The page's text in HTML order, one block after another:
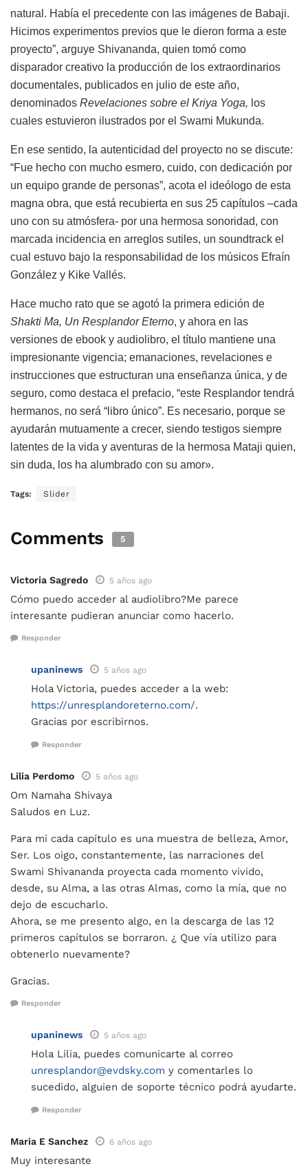
natural. Había el precedente con las imágenes de Babaji.
Hicimos experimentos previos que le dieron forma a este
proyecto”, arguye Shivananda, quien tomó como
disparador creativo la producción de los extraordinarios
documentales, publicados en julio de este año,
denominados Revelaciones sobre el Kriya Yoga, los
cuales estuvieron ilustrados por el Swami Mukunda.
En ese sentido, la autenticidad del proyecto no se discute:
“Fue hecho con mucho esmero, cuido, con dedicación por
un equipo grande de personas”, acota el ideólogo de esta
magna obra, que está recubierta en sus 25 capítulos –cada
uno con su atmósfera- por una hermosa sonoridad, con
marcada incidencia en arreglos sutiles, un soundtrack el
cual estuvo bajo la responsabilidad de los músicos Efraín
González y Kike Vallés.
Hace mucho rato que se agotó la primera edición de
Shakti Ma, Un Resplandor Eterno, y ahora en las
versiones de ebook y audiolibro, el título mantiene una
impresionante vigencia; emanaciones, revelaciones e
instrucciones que estructuran una enseñanza única, y de
seguro, como destaca el prefacio, “este Resplandor tendrá
hermanos, no será “libro único”. Es necesario, porque se
ayudarán mutuamente a crecer, siendo testigos siempre
latentes de la vida y aventuras de la hermosa Mataji quien,
sin duda, los ha alumbrado con su amor».
Tags: Slider
Comments 5
Victoria Sagredo 5 años ago
Cómo puedo acceder al audiolibro?Me parece
interesante pudieran anunciar como hacerlo.
Responder
upaninews 5 años ago
Hola Victoria, puedes acceder a la web:
https://unresplandoreterno.com/.
Gracias por escribirnos.
Responder
Lilia Perdomo 5 años ago
Om Namaha Shivaya
Saludos en Luz.
Para mi cada capítulo es una muestra de belleza, Amor,
Ser. Los oigo, constantemente, las narraciones del
Swami Shivananda proyecta cada momento vivido,
desde, su Alma, a las otras Almas, como la mía, que no
dejo de escucharlo.
Ahora, se me presento algo, en la descarga de las 12
primeros capítulos se borraron. ¿ Que vía utilizo para
obtenerlo nuevamente?
Gracias.
Responder
upaninews 5 años ago
Hola Lilia, puedes comunicarte al correo
unresplandor@evdsky.com y comentarles lo
sucedido, alguien de soporte técnico podrá ayudarte.
Responder
Maria E Sanchez 6 años ago
Muy interesante